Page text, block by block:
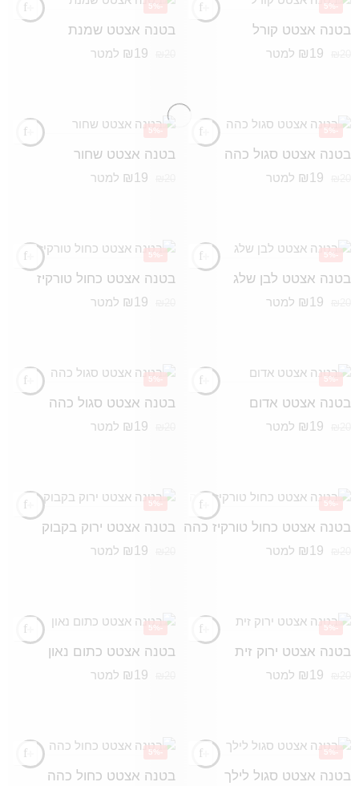
-5%
בטנה אצטט קורל
₪ 19 למטר
-5%
בטנה אצטט שמנת
₪ 19 למטר
-5%
בטנה אצטט סגול כהה
₪ 19 למטר
-5%
בטנה אצטט שחור
₪ 19 למטר
-5%
בטנה אצטט לבן שלג
₪ 19 למטר
-5%
בטנה אצטט כחול טורקיז
₪ 19 למטר
-5%
בטנה אצטט אדום
₪ 19 למטר
-5%
בטנה אצטט סגול כהה
₪ 19 למטר
-5%
בטנה אצטט כחול טורקיז כהה
₪ 19 למטר
-5%
בטנה אצטט ירוק בקבוק
₪ 19 למטר
-5%
בטנה אצטט ירוק זית
₪ 19 למטר
-5%
בטנה אצטט כתום נאון
₪ 19 למטר
-5%
בטנה אצטט סגול לילך
-5%
בטנה אצטט כחול כהה